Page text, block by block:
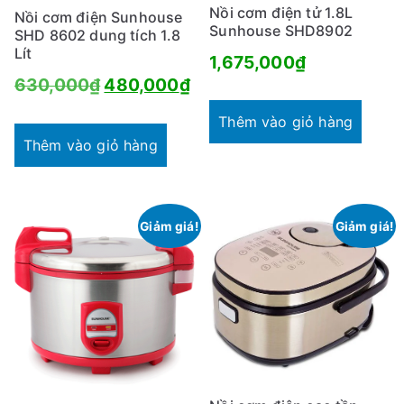
Nồi cơm điện Sunhouse
SHD 8602 dung tích 1.8
Lít
630,000₫Giá
là:
480,000₫Giá
hiện
tại
480,000₫.
Thêm vào giỏ hàng
Nồi cơm điện tử 1.8L
Sunhouse SHD8902
1,675,000₫
Thêm vào giỏ hàng
Giảm giá! Giảm giá!